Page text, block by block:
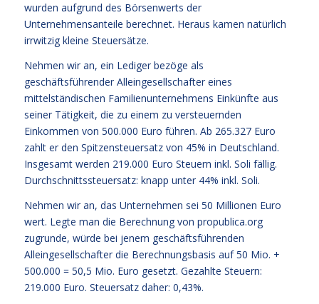
wurden aufgrund des Börsenwerts der
Unternehmensanteile berechnet. Heraus kamen natürlich
irrwitzig kleine Steuersätze.
Nehmen wir an, ein Lediger bezöge als
geschäftsführender Alleingesellschafter eines
mittelständischen Familienunternehmens Einkünfte aus
seiner Tätigkeit, die zu einem zu versteuernden
Einkommen von 500.000 Euro führen. Ab 265.327 Euro
zahlt er den Spitzensteuersatz von 45% in Deutschland.
Insgesamt werden 219.000 Euro Steuern inkl. Soli fällig.
Durchschnittssteuersatz: knapp unter 44% inkl. Soli.
Nehmen wir an, das Unternehmen sei 50 Millionen Euro
wert. Legte man die Berechnung von propublica.org
zugrunde, würde bei jenem geschäftsführenden
Alleingesellschafter die Berechnungsbasis auf 50 Mio. +
500.000 = 50,5 Mio. Euro gesetzt. Gezahlte Steuern:
219.000 Euro. Steuersatz daher: 0,43%.